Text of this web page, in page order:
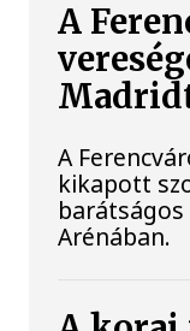
A
A
kikapott
Arénában.